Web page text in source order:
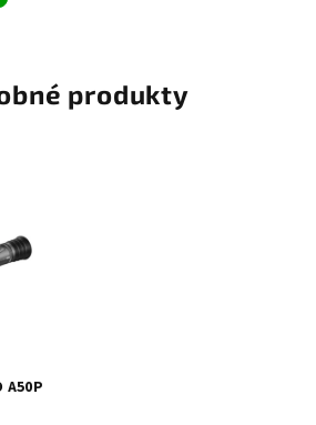
produkty
A50P